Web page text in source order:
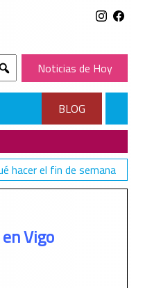
Submit
Noticias de Hoy
BLOG
hacer el fin de semana
Vigo